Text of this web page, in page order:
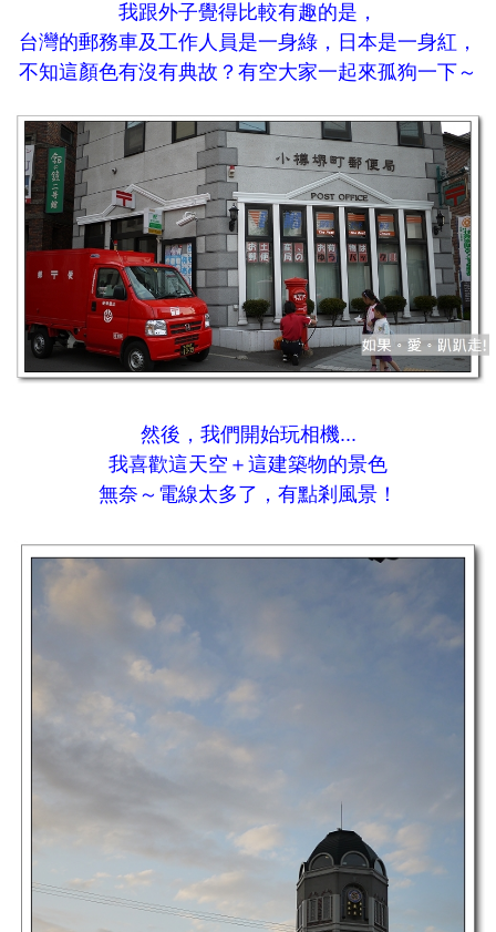
我跟外子覺得比較有趣的是，
台灣的郵務車及工作人員是一身綠，日本是一身紅，
不知這顏色有沒有典故？有空大家一起來孤狗一下～
然後，我們開始玩相機...
我喜歡這天空＋這建築物的景色
無奈～電線太多了，有點剎風景！